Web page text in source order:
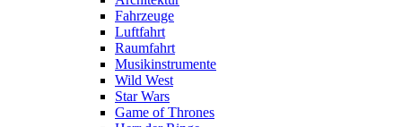
Fahrzeuge
Luftfahrt
Raumfahrt
Musikinstrumente
Wild West
Star Wars
Game of Thrones